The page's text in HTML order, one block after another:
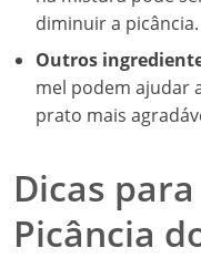
diminuir a picância.
Outros
mel podem ajudar
prato mais
Dicas
Picância